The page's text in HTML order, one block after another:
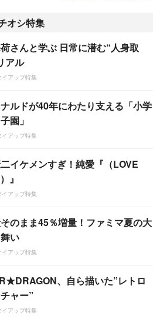
オシ特集
さんと学ぶ 日常に潜む“人身取
アル
イアップ特集
ルドが40年にわたり支える「小学
園」
イアップ特集
イケメンすぎ！純愛『（LOVE
』
イアップ特集
のまま45％増量！ファミマ夏の大
い
イアップ特集
、自ら描いた”レトロ
ャー”
イアップ特集